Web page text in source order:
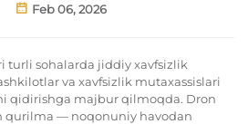
Feb 06, 2026
turli sohalarda jiddiy xavfsizlik
va xavfsizlik mutaxassislari
qidirishga majbur qilmoqda. Dron
qurilma — noqonuniy havodan